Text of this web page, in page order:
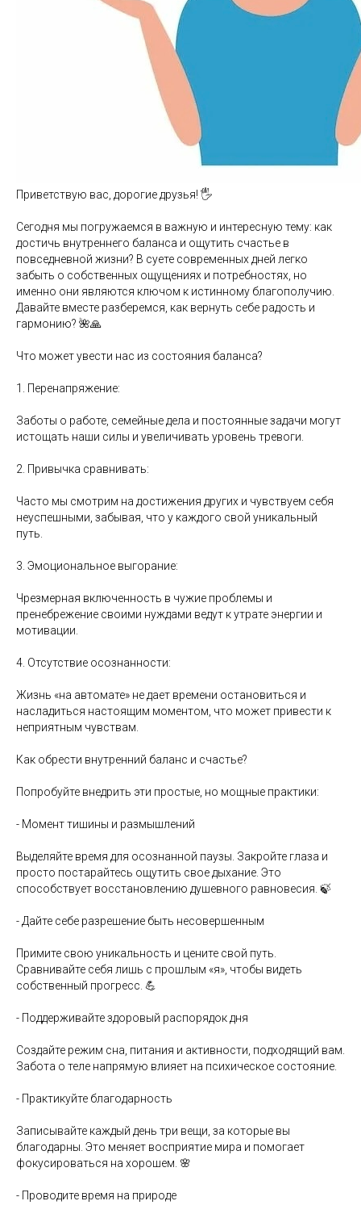
Приветствую вас, дорогие друзья! 🖐️
Сегодня мы погружаемся в важную и интересную тему: как
достичь внутреннего баланса и ощутить счастье в
повседневной жизни? В суете современных дней легко
забыть о собственных ощущениях и потребностях, но
именно они являются ключом к истинному благополучию.
Давайте вместе разберемся, как вернуть себе радость и
гармонию? 🌺🙏
Что может увести нас из состояния баланса?
1. Перенапряжение:
Заботы о работе, семейные дела и постоянные задачи могут
истощать наши силы и увеличивать уровень тревоги.
2. Привычка сравнивать:
Часто мы смотрим на достижения других и чувствуем себя
неуспешными, забывая, что у каждого свой уникальный
путь.
3. Эмоциональное выгорание:
Чрезмерная включенность в чужие проблемы и
пренебрежение своими нуждами ведут к утрате энергии и
мотивации.
4. Отсутствие осознанности:
Жизнь «на автомате» не дает времени остановиться и
насладиться настоящим моментом, что может привести к
неприятным чувствам.
Как обрести внутренний баланс и счастье?
Попробуйте внедрить эти простые, но мощные практики:
- Момент тишины и размышлений
Выделяйте время для осознанной паузы. Закройте глаза и
просто постарайтесь ощутить свое дыхание. Это
способствует восстановлению душевного равновесия. 🍃
- Дайте себе разрешение быть несовершенным
Примите свою уникальность и цените свой путь.
Сравнивайте себя лишь с прошлым «я», чтобы видеть
собственный прогресс. 💪
- Поддерживайте здоровый распорядок дня
Создайте режим сна, питания и активности, подходящий вам.
Забота о теле напрямую влияет на психическое состояние.
- Практикуйте благодарность
Записывайте каждый день три вещи, за которые вы
благодарны. Это меняет восприятие мира и помогает
фокусироваться на хорошем. 🌸
- Проводите время на природе